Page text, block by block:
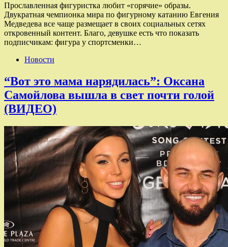
Прославленная фигуристка любит «горячие» образы.
Двукратная чемпионка мира по фигурному катанию Евгения
Медведева все чаще размещает в своих социальных сетях
откровенный контент. Благо, девушке есть что показать
подписчикам: фигура у спортсменки…
Новости
“Вот это мама нарядилась”: Оксана
Самойлова вышла в свет почти голой
(ВИДЕО)